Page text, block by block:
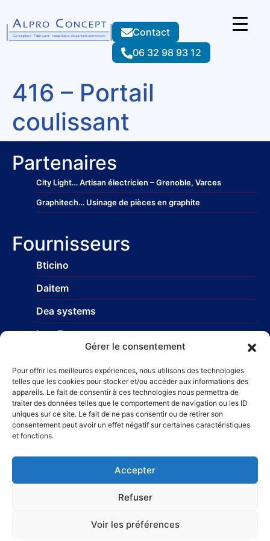
Gérer le consentement
Pour offrir les meilleures expériences, nous utilisons des technologies
telles que les cookies pour stocker et/ou accéder aux informations des
appareils. Le fait de consentir à ces technologies nous permettra de
traiter des données telles que le comportement de navigation ou les ID
uniques sur ce site. Le fait de ne pas consentir ou de retirer son
consentement peut avoir un effet négatif sur certaines caractéristiques
et fonctions.
Accepter
Refuser
Voir les préférences
Contact
06 32 98 93 12
416 – Portail
coulissant
Partenaires
City Light… Artisan électricien – Grenoble, Varces
Graphitech… Usinage de pièces en graphite
Fournisseurs
Bticino
Daitem
Dea systems
Isea France
Profils-systemes
Réseau